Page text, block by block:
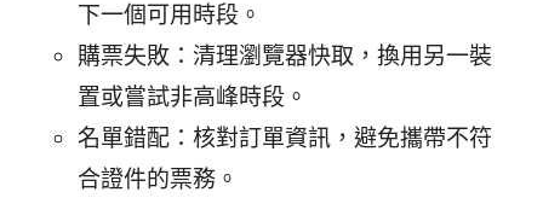
下一個可用時段。
購票失敗：清理瀏覽器快取，換用另一裝
置或嘗試非高峰時段。
名單錯配：核對訂單資訊，避免攜帶不符
合證件的票務。